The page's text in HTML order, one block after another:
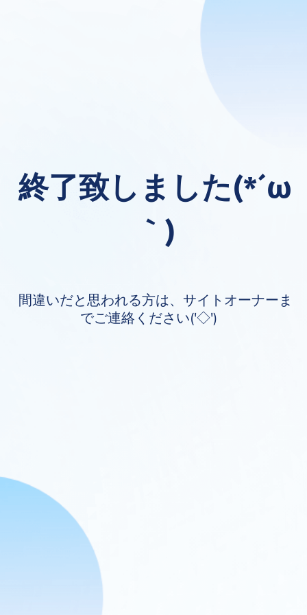
終了致しました(*´ω
｀)
間違いだと思われる方は、サイトオーナーま
でご連絡ください('◇')ゞ